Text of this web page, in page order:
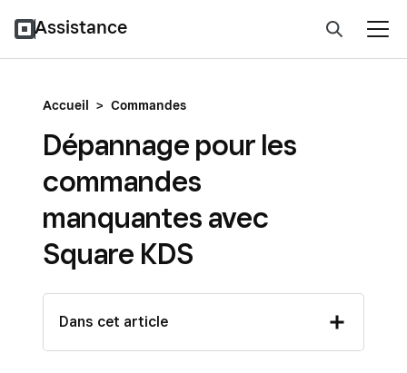
Assistance
Accueil > Commandes
Dépannage pour les
commandes
manquantes avec
Square KDS
Dans cet article